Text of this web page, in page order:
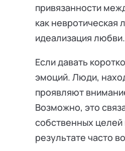
привязанности
как
идеализация любви.
Если давать
эмоций. Люди,
проявляют
Возможно, это
собственных целей
результате часто